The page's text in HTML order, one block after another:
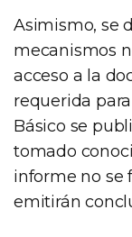
Asimismo, se
mecanismos
acceso a la
requerida
Básico se
tomado
informe no se
emitirán